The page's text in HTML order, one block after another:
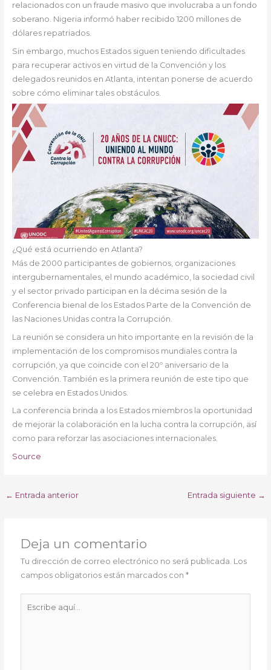
relacionados con un fraude masivo que involucraba a un fondo
soberano. Nigeria informó haber recibido 1200 millones de
dólares repatriados.
Sin embargo, muchos Estados siguen teniendo dificultades
para recuperar activos en virtud de la Convención y los
delegados reunidos en Atlanta, intentan ponerse de acuerdo
sobre cómo eliminar tales obstáculos.
¿Qué está ocurriendo en Atlanta?
Más de 2000 participantes de gobiernos, organizaciones
intergubernamentales, el mundo académico, la sociedad civil
y el sector privado participan en la décima sesión de la
Conferencia bienal de los Estados Parte de la Convención de
las Naciones Unidas contra la Corrupción.
La reunión se considera un hito importante en la revisión de la
implementación de los compromisos mundiales contra la
corrupción, ya que coincide con el 20º aniversario de la
Convención. También es la primera reunión de este tipo que
se celebra en Estados Unidos.
La conferencia brinda a los Estados miembros la oportunidad
de mejorar la colaboración en la lucha contra la corrupción, así
como para reforzar las asociaciones internacionales.
Source
← Entrada anterior Entrada siguiente →
Deja un comentario
Tu dirección de correo electrónico no será publicada. Los
campos obligatorios están marcados con*